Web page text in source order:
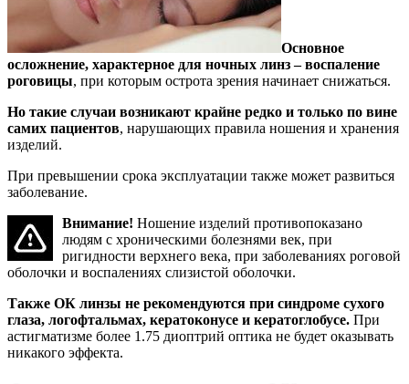
Основное
осложнение, характерное для ночных линз – воспаление
роговицы, при которым острота зрения начинает снижаться.
Но такие случаи возникают крайне редко и только по вине
самих пациентов, нарушающих правила ношения и хранения
изделий.
При превышении срока эксплуатации также может развиться
заболевание.
Внимание! Ношение изделий противопоказано
людям с хроническими болезнями век, при
ригидности верхнего века, при заболеваниях роговой
оболочки и воспалениях слизистой оболочки.
Также ОК линзы не рекомендуются при синдроме сухого
глаза, логофтальмах, кератоконусе и кератоглобусе. При
астигматизме более 1.75 диоптрий оптика не будет оказывать
никакого эффекта.